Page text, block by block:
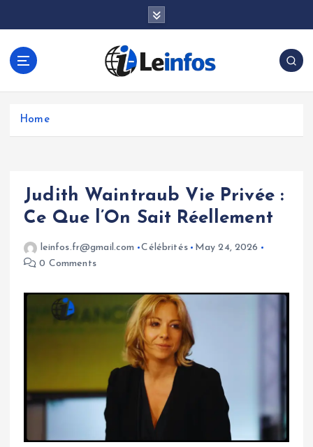
Home
Judith Waintraub Vie Privée :
Ce Que l’On Sait Réellement
leinfos.fr@gmail.com Célébrités
May 24, 2026
0 Comments